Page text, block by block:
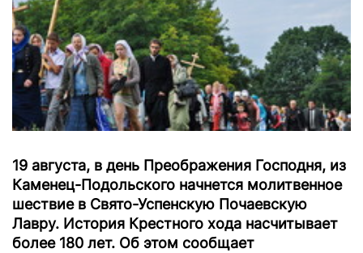
19 августа, в день Преображения Господня, из
Каменец-Подольского начнется молитвенное
шествие в Свято-Успенскую Почаевскую
Лавру. История Крестного хода насчитывает
более 180 лет. Об этом сообщает